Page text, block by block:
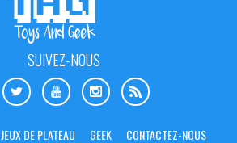
SUIVEZ-NOUS
JEUX DE PLATEAU GEEK CONTACTEZ-NOUS